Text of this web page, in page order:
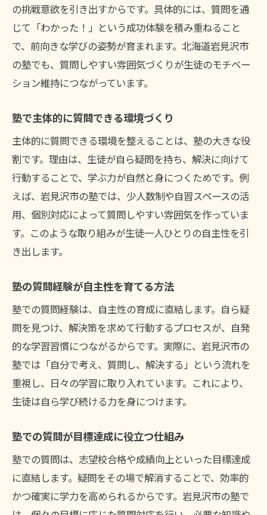
の挑戦意欲を引き出すからです。具体的には、質問を通
じて「わかった！」という成功体験を積み重ねること
で、前向きな学びの姿勢が育まれます。北海道岩見沢市
の塾でも、質問しやすい雰囲気づくりが生徒のモチベー
ション維持につながっています。
塾で主体的に質問できる環境づくり
主体的に質問できる環境を整えることは、塾の大きな役
割です。理由は、生徒が自ら疑問を持ち、解決に向けて
行動することで、学ぶ力が自然と身につくためです。例
えば、岩見沢市の塾では、少人数制や自習スペースの活
用、個別対応によって質問しやすい雰囲気を作っていま
す。このような取り組みが生徒一人ひとりの自主性を引
き出します。
塾の質問経験が自主性を育てる方法
塾での質問経験は、自主性の育成に直結します。自ら疑
問を見つけ、解決策を求めて行動するプロセスが、自発
的な学習習慣につながるからです。実際に、岩見沢市の
塾では「自分で考え、質問し、解決する」という流れを
重視し、日々の学習に取り入れています。これにより、
生徒は自ら学び続ける力を身につけます。
塾での質問が目標達成に役立つ仕組み
塾での質問は、志望校合格や成績向上といった目標達成
に直結します。疑問をその場で解消することで、効率的
かつ確実に学力を高められるからです。岩見沢市の塾で